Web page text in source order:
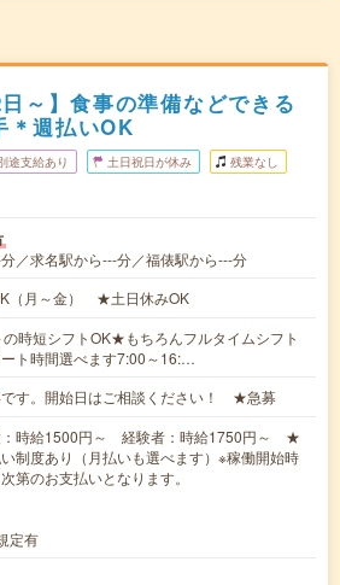
～】食事の準備などできる
＊週払いOK
途支給あり 土日祝日が休み 残業なし
／求名駅から---分／福俵駅から---分
（月～金） ★土日休みOK
時短シフトOK★もちろんフルタイムシフト
ト時間選べます7:00～16:…
です。開始日はご相談ください！ ★急募
：時給1500円～ 経験者：時給1750円～ ★
制度あり（月払いも選べます）※稼働開始時
第のお支払いとなります。
定有